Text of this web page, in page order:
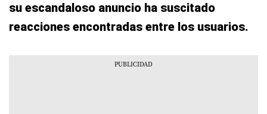
su escandaloso anuncio ha suscitado
reacciones encontradas entre los usuarios.